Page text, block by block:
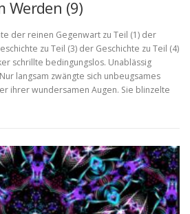
Werden (9)
der reinen Gegenwart zu Teil (1) der
zu Teil (3) der Geschichte zu Teil (4)
schrillte bedingungslos. Unablässig
langsam zwängte sich unbeugsames
ihrer wundersamen Augen. Sie blinzelte